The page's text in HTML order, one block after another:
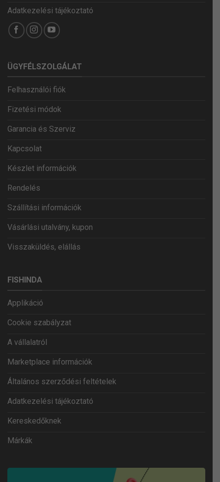
Adatkezelési tájékoztató
ÜGYFÉLSZOLGÁLAT
Felhasználói fiók
Fizetési módok
Garancia és Szerviz
Kapcsolat
Készlet információk
Rendelés
Szállítási információk
Vásárlási utalvány, kupon
Visszaküldés, elállás
FISHINDA
Applikáció
Cookie szabályzat
A vállalatról
Marketplace információk
Általános szerződési feltételek
Adatkezelési tájékoztató
Kereskedőknek
Márkák